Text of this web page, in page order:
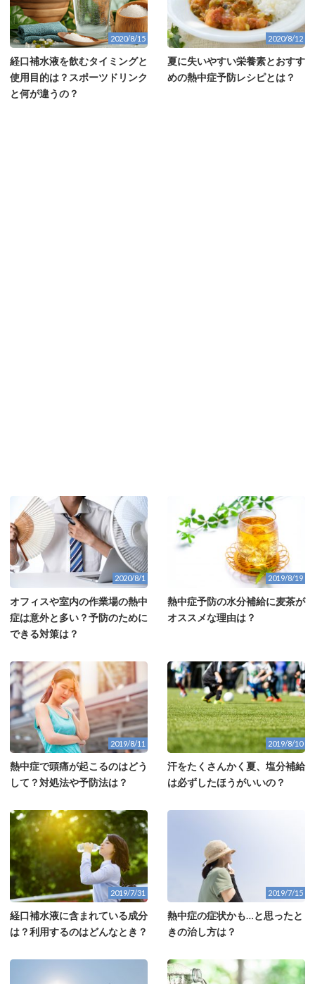
2020/8/15
経口補水液を飲むタイミングと
使用目的は？スポーツドリンク
と何が違うの？
2020/8/12
夏に失いやすい栄養素とおすす
めの熱中症予防レシピとは？
2020/8/1
オフィスや室内の作業場の熱中
症は意外と多い？予防のために
できる対策は？
2019/8/19
熱中症予防の水分補給に麦茶が
オススメな理由は？
2019/8/11
熱中症で頭痛が起こるのはどう
して？対処法や予防法は？
2019/8/10
汗をたくさんかく夏、塩分補給
は必ずしたほうがいいの？
2019/7/31
経口補水液に含まれている成分
は？利用するのはどんなとき？
2019/7/15
熱中症の症状かも…と思ったと
きの治し方は？